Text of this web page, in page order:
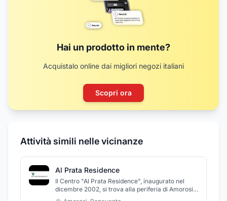
Hai un prodotto in mente?
Acquistalo online dai migliori negozi italiani
Scopri ora
Attività simili nelle vicinanze
Al Prata Residence
Il Centro "Al Prata Residence", inaugurato nel
dicembre 2002, si trova alla periferia di Amorosi,
in provincia di Benevento. La struttura si estende